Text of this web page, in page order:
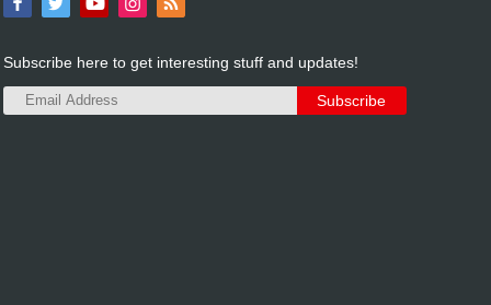
Subscribe here to get interesting stuff and updates!